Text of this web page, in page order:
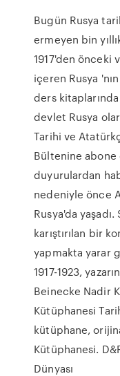
Bugün Rusya
ermeyen bin
1917'den önceki
içeren Rusya
ders
devlet Rusya
Tarihi ve
Bültenine abone
duyurulardan
nedeniyle önce
Rusya'da
karıştırılan bir
yapmakta yarar
1917-1923,
Beinecke Nadir
Kütüphanesi
kütüphane,
Kütüphanesi.
Dünyası